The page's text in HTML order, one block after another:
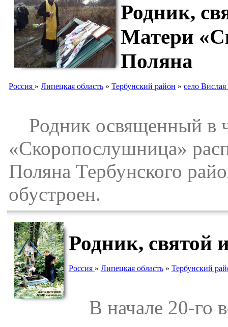
Родник,
Матери
Поляна
Россия » Липецкая область » Тербунский район » село
Родник освященный в
«Скоропослушница»
Поляна Тербунского
обустроен.
Родник, святой
Россия » Липецкая область» Тербунский
В начале 20-го